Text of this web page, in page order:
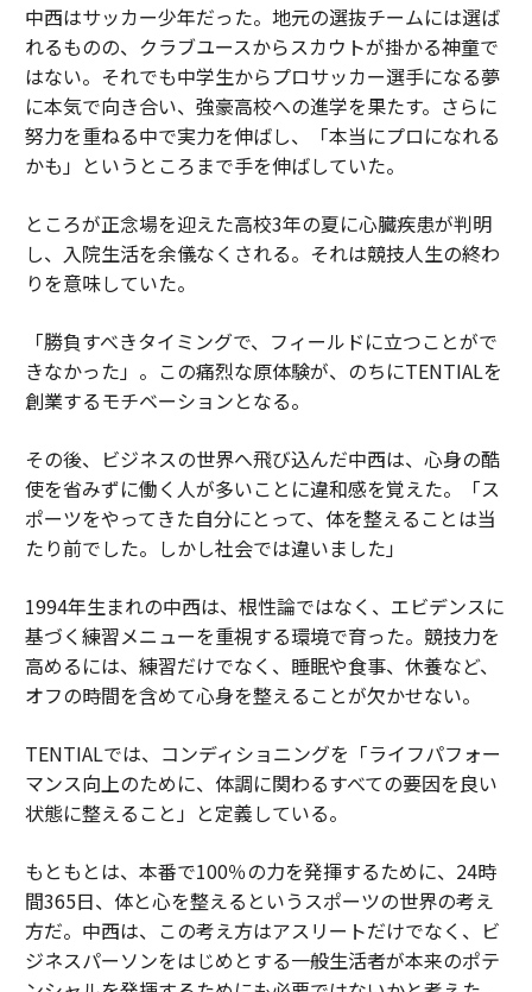
中西はサッカー少年だった。地元の選抜チームには選ば
れるものの、クラブユースからスカウトが掛かる神童で
はない。それでも中学生からプロサッカー選手になる夢
に本気で向き合い、強豪高校への進学を果たす。さらに
努力を重ねる中で実力を伸ばし、「本当にプロになれる
かも」というところまで手を伸ばしていた。
ところが正念場を迎えた高校3年の夏に心臓疾患が判明
し、入院生活を余儀なくされる。それは競技人生の終わ
りを意味していた。
「勝負すべきタイミングで、フィールドに立つことがで
きなかった」。この痛烈な原体験が、のちにTENTIALを
創業するモチベーションとなる。
その後、ビジネスの世界へ飛び込んだ中西は、心身の酷
使を省みずに働く人が多いことに違和感を覚えた。「ス
ポーツをやってきた自分にとって、体を整えることは当
たり前でした。しかし社会では違いました」
1994年生まれの中西は、根性論ではなく、エビデンスに
基づく練習メニューを重視する環境で育った。競技力を
高めるには、練習だけでなく、睡眠や食事、休養など、
オフの時間を含めて心身を整えることが欠かせない。
TENTIALでは、コンディショニングを「ライフパフォー
マンス向上のために、体調に関わるすべての要因を良い
状態に整えること」と定義している。
もともとは、本番で100％の力を発揮するために、24時
間365日、体と心を整えるというスポーツの世界の考え
方だ。中西は、この考え方はアスリートだけでなく、ビ
ジネスパーソンをはじめとする一般生活者が本来のポテ